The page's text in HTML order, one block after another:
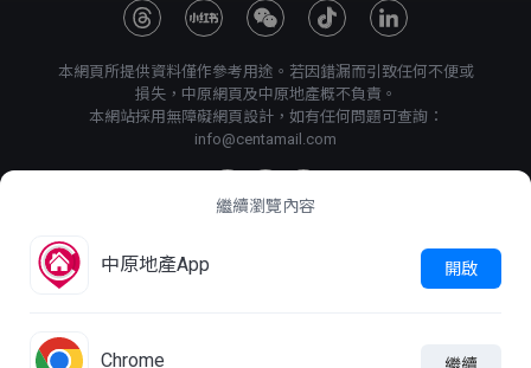
繼續瀏覽內容
中原地產App 開啟
Chrome
本網頁所提供資料僅作參考用途。若因錯漏而引致任何不便或
損失，中原網頁及中原地產概不負責。
本網站採用無障礙網頁設計，如有任何問題可查詢：
info@centamail.com
©2026 中原地產代理有限公司 版權所有・
牌照號碼 C-000227